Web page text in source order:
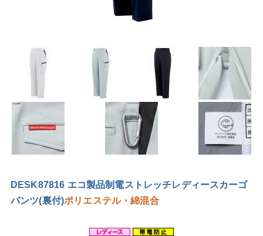
DESK87816 エコ製品制電ストレッチレディースカーゴ
パンツ(裏付)ポリエステル・綿混合